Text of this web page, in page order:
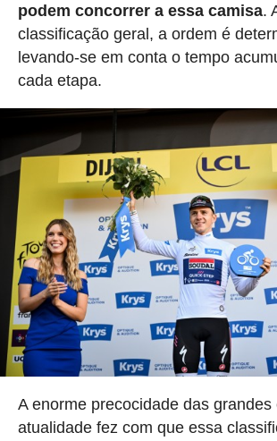
podem concorrer a essa camisa.
classificação geral, a ordem é
levando-se em conta o tempo
cada etapa.
A enorme precocidade das grandes
atualidade fez com que essa